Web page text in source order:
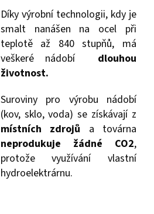
Díky výrobní technologii, kdy je
smalt nanášen na ocel při
teplotě až 840 stupňů, má
veškeré nádobí
dlouhou
životnost.
Suroviny pro výrobu nádobí
(kov, sklo, voda) se získávají z
místních zdrojů a továrna
neprodukuje žádné CO2,
protože využívání vlastní
hydroelektrárnu.